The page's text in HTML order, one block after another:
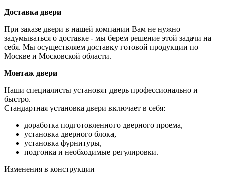
Доставка двери
При заказе двери в нашей компании Вам не нужно
задумываться о доставке - мы берем решение этой задачи на
себя. Мы осуществляем доставку готовой продукции по
Москве и Московской области.
Монтаж двери
Наши специалисты установят дверь профессионально и
быстро.
Стандартная установка двери включает в себя:
доработка подготовленного дверного проема,
установка дверного блока,
установка фурнитуры,
подгонка и необходимые регулировки.
Изменения в конструкции